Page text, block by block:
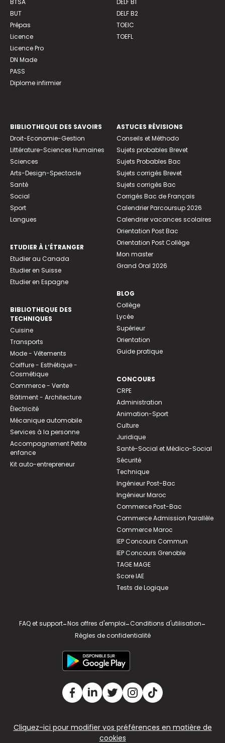
BUT
Prépas
Licence
Licence Pro
DN Made
PASS
Diplome infirmier
DELF B2
TOEIC
TOEFL
BIBLIOTHEQUE DES SAVOIRS
Droit-Economie-Gestion
Littérature-Sciences Humaines
Sciences
Arts-Design-Spectacle
Santé
Social
Sport
Langues
ETUDIER À L’ÉTRANGER
Etudier au Canada
Etudier en Suisse
Etudier en Espagne
BIBLIOTHEQUE DES
TECHNIQUES
Cuisine
Transports
Mode - Vêtements
Coiffure - Esthétique -
Cosmétique
Commerce - Vente
Bâtiment - Architecture
Électricité
Mécanique automobile
Services à la personne
Accompagnement Petite
enfance
Kit auto-entrepreneur
ASTUCES RÉVISIONS
Conseils et Méthodo
Sujets probables Brevet
Sujets Probables Bac
Sujets corrigés Brevet
Sujets corrigés Bac
Corrigés Bac de Français
Calendrier Parcoursup 2026
Calendrier vacances scolaires
Orientation Post Bac
Orientation Post Collège
Mon master
Grand Oral 2026
BLOG
Collège
Lycée
Supérieur
Orientation
Guide pratique
CONCOURS
CRPE
Administration
Animation-Sport
Culture
Juridique
Santé-Social et Médico-Social
Sécurité
Technique
Ingénieur Post-Bac
Ingénieur Maroc
Commerce Post-Bac
Commerce Admission Parallèle
Commerce Maroc
IEP Concours Commun
IEP Concours Grenoble
TAGE MAGE
Score IAE
Tests de Logique
FAQ et support-Nos offres d'emploi-Conditions d'utilisation-
Règles de confidentialité
Cliquez-ici pour modifier vos préférences en matière de
cookies